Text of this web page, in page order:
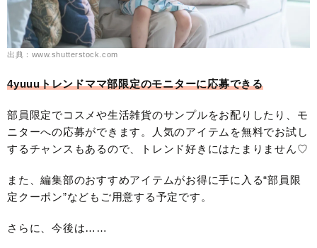
出典：www.shutterstock.com
4yuuuトレンドママ部限定のモニターに応募できる
部員限定でコスメや生活雑貨のサンプルをお配りしたり、モ
ニターへの応募ができます。人気のアイテムを無料でお試し
するチャンスもあるので、トレンド好きにはたまりません♡
また、編集部のおすすめアイテムがお得に手に入る“部員限
定クーポン”などもご用意する予定です。
さらに、今後は……